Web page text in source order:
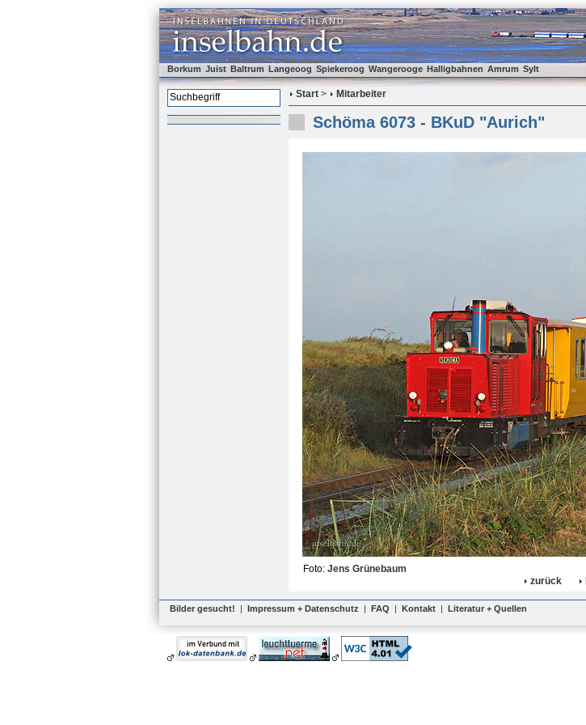
Borkum Juist Baltrum Langeoog Spiekeroog Wangerooge Halligbahnen Amrum Sylt
Start > Mitarbeiter
Schöma 6073 - BKuD "Aurich"
Foto: Jens Grünebaum
zurück
Bilder gesucht! | Impressum + Datenschutz | FAQ | Kontakt | Literatur + Quellen